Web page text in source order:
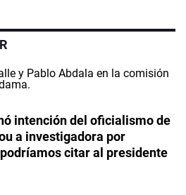
intención del oficialismo de
a investigadora por
citar al presidente